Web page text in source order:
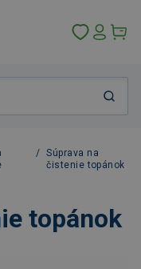
/ Súprava na
čistenie topánok
topánok